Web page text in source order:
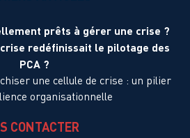
prêts à gérer une crise ?
redéfinissait le pilotage des
PCA ?
une cellule de crise : un pilier
organisationnelle
CONTACTER